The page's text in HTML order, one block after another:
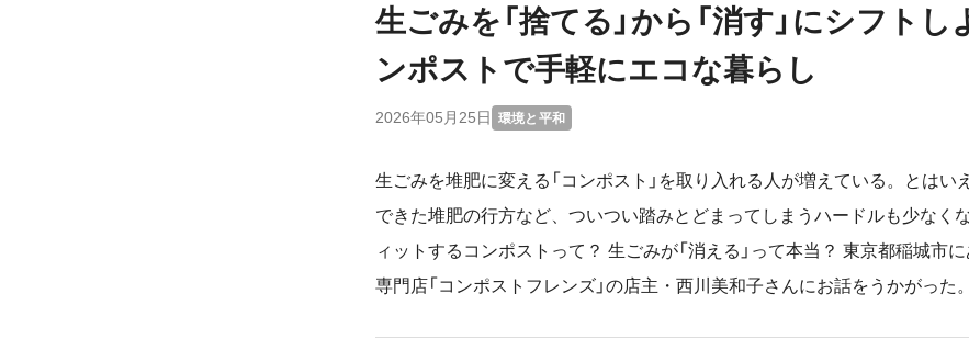
生ごみを「捨てる」から「消す」にシフトし
ンポストで手軽にエコな暮らし
2026年05月25日 環境と平和
生ごみを堆肥に変える「コンポスト」を取り入れる人が増えている。とはい
できた堆肥の行方など、ついつい踏みとどまってしまうハードルも少なく
ィットするコンポストって？ 生ごみが「消える」って本当？ 東京都稲城市
専門店「コンポストフレンズ」の店主・西川美和子さんにお話をうかがった。